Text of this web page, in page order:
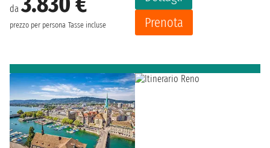
da
prezzo per persona Tasse incluse
Prenota